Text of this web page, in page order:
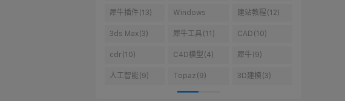
站长在线工具
网
精彩评论
廿八
（1年前 (2025-05-23)）
版权原因，本站已经不提供cdr下载了。